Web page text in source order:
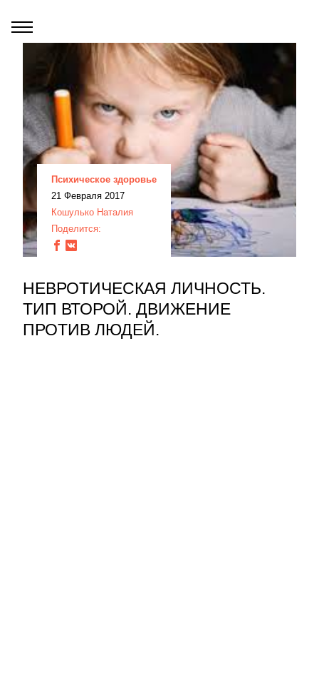
Психическое здоровье
21 Февраля 2017
Кошулько Наталия
Поделится:
НЕВРОТИЧЕСКАЯ ЛИЧНОСТЬ.
ТИП ВТОРОЙ. ДВИЖЕНИЕ
ПРОТИВ ЛЮДЕЙ.